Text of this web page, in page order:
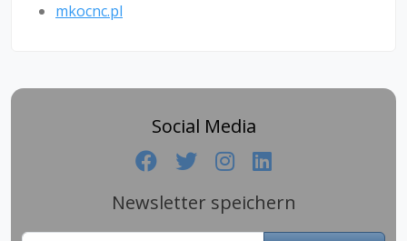
mkocnc.pl
Social Media
Newsletter speichern